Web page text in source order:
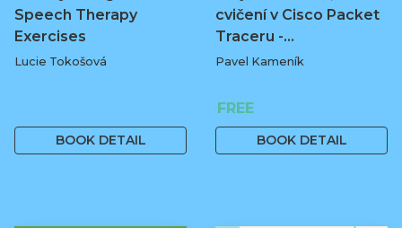
Speech Therapy
Exercises
Lucie Tokošová
BOOK DETAIL
cvičení v Cisco Packet
Traceru -…
Pavel Kameník
FREE
BOOK DETAIL